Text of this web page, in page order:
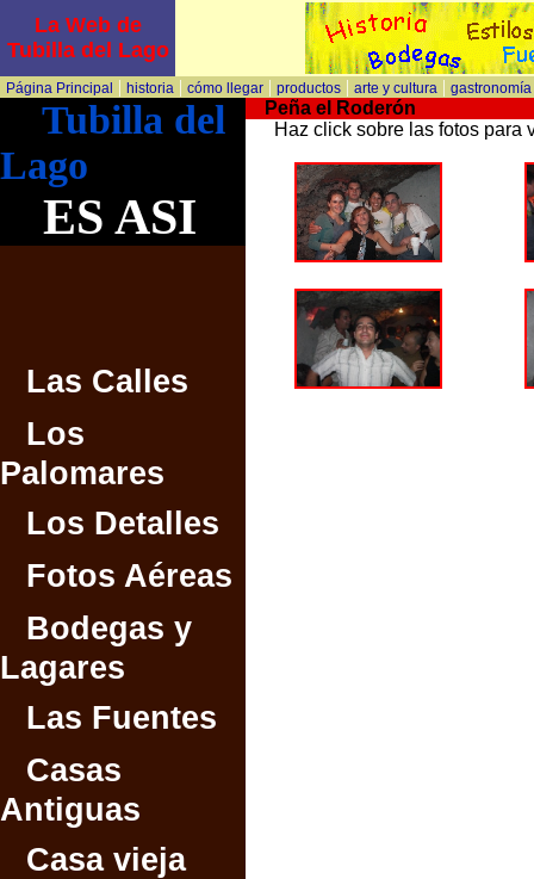
La Web de
Tubilla del Lago
Página Principal | historia | cómo llegar| productos| arte y cultura | gastronomía
Tubilla del
Lago
ES ASI
Las Calles
Los
Palomares
Los Detalles
Fotos Aéreas
Bodegas y
Lagares
Las Fuentes
Casas
Antiguas
Casa vieja
Peña el Roderón
Haz click sobre las fotos para